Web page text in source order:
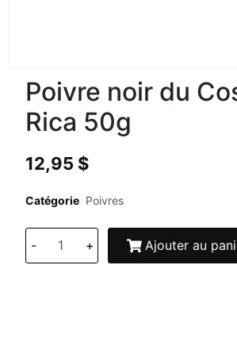
Poivre noir du
Rica 50g
12,95 $
Catégorie Poivres
- + Ajouter au